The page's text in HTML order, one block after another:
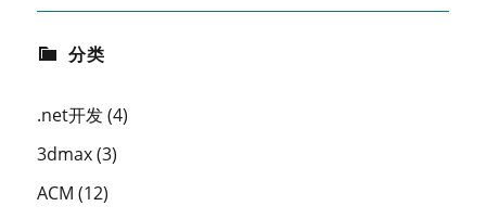
分类
.net开发(4)
3dmax(3)
ACM (12)